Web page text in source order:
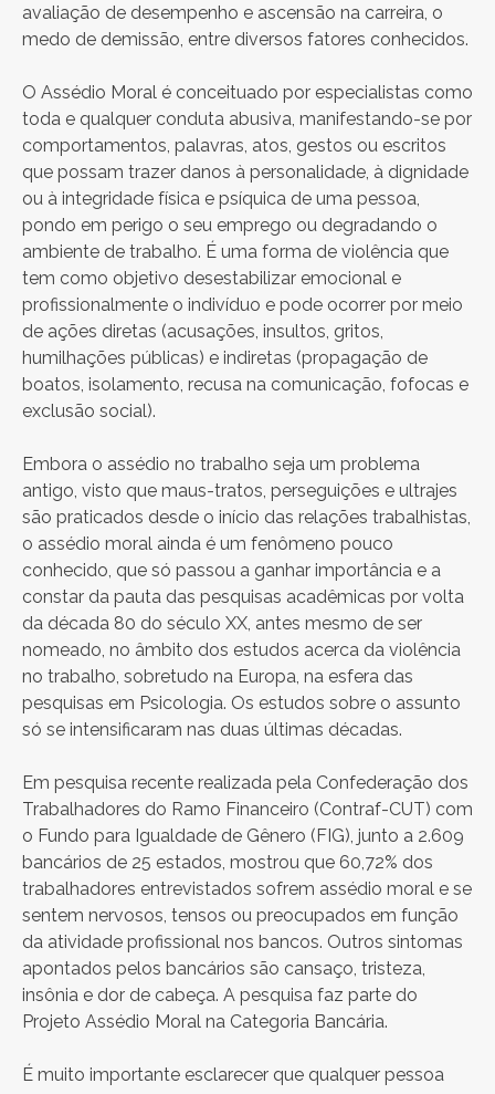
avaliação de desempenho e ascensão na carreira, o
medo de demissão, entre diversos fatores conhecidos.
O Assédio Moral é conceituado por especialistas como
toda e qualquer conduta abusiva, manifestando-se por
comportamentos, palavras, atos, gestos ou escritos
que possam trazer danos à personalidade, à dignidade
ou à integridade física e psíquica de uma pessoa,
pondo em perigo o seu emprego ou degradando o
ambiente de trabalho. É uma forma de violência que
tem como objetivo desestabilizar emocional e
profissionalmente o indivíduo e pode ocorrer por meio
de ações diretas (acusações, insultos, gritos,
humilhações públicas) e indiretas (propagação de
boatos, isolamento, recusa na comunicação, fofocas e
exclusão social).
Embora o assédio no trabalho seja um problema
antigo, visto que maus-tratos, perseguições e ultrajes
são praticados desde o início das relações trabalhistas,
o assédio moral ainda é um fenômeno pouco
conhecido, que só passou a ganhar importância e a
constar da pauta das pesquisas acadêmicas por volta
da década 80 do século XX, antes mesmo de ser
nomeado, no âmbito dos estudos acerca da violência
no trabalho, sobretudo na Europa, na esfera das
pesquisas em Psicologia. Os estudos sobre o assunto
só se intensificaram nas duas últimas décadas.
Em pesquisa recente realizada pela Confederação dos
Trabalhadores do Ramo Financeiro (Contraf-CUT) com
o Fundo para Igualdade de Gênero (FIG), junto a 2.609
bancários de 25 estados, mostrou que 60,72% dos
trabalhadores entrevistados sofrem assédio moral e se
sentem nervosos, tensos ou preocupados em função
da atividade profissional nos bancos. Outros sintomas
apontados pelos bancários são cansaço, tristeza,
insônia e dor de cabeça. A pesquisa faz parte do
Projeto Assédio Moral na Categoria Bancária.
É muito importante esclarecer que qualquer pessoa